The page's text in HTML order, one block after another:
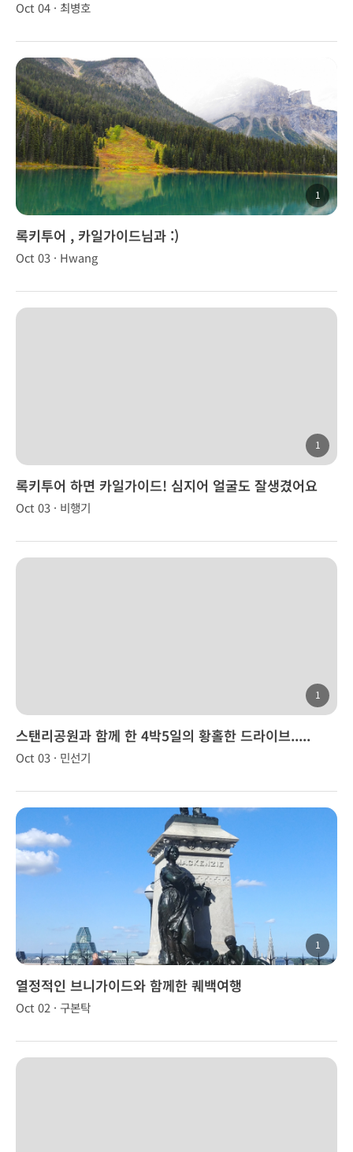
Oct 04 · 최병호
1
록키투어 , 카일가이드님과 :)
Oct 03 · Hwang
1
록키투어 하면 카일가이드! 심지어 얼굴도 잘생겼어요
Oct 03 · 비행기
1
스탠리공원과 함께 한 4박5일의 황홀한 드라이브.....
Oct 03 · 민선기
1
열정적인 브니가이드와 함께한 퀘백여행
Oct 02 · 구본탁